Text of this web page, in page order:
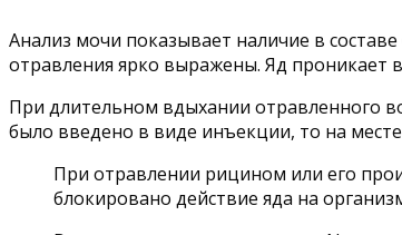
Анализ мочи показывает наличие в
отравления ярко выражены. Яд проникает
При длительном вдыхании отравленного
было введено в виде инъекции, то на
При отравлении рицином или его
блокировано действие яда на